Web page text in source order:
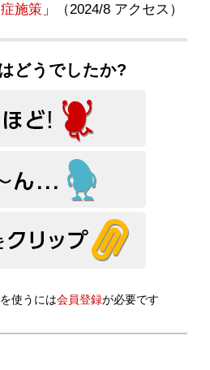
施策 」（2024/8 アクセス）
どうでしたか?
使うには会員登録が必要です